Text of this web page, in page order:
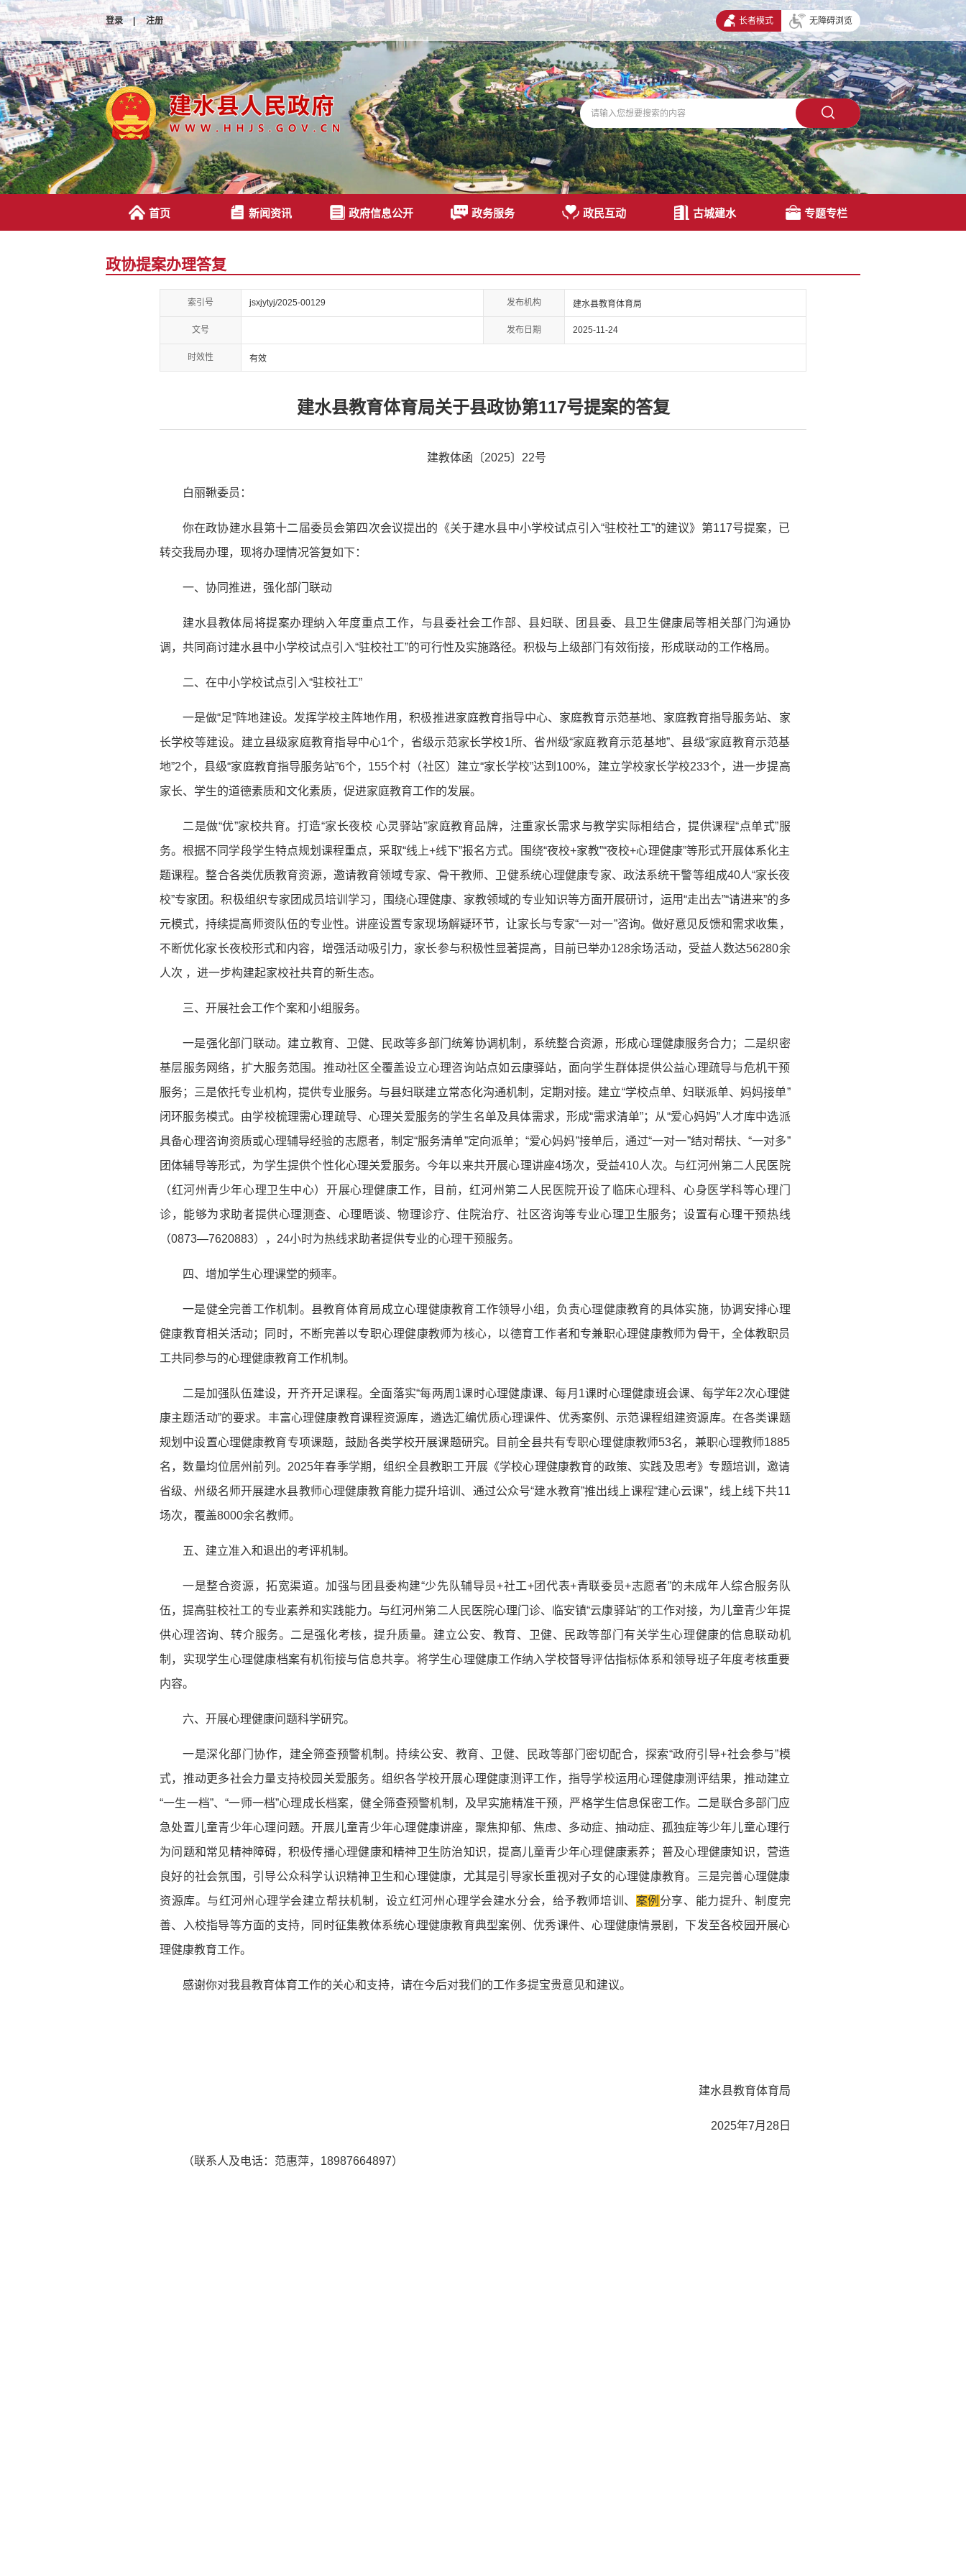
登录 | 注册 长者模式 无障碍浏览
首页 新闻资讯 政府信息公开 政务服务 政民互动 古城建水 专题专栏
政协提案办理答复
索引号 jsxjytyj/2025-00129 发布机构 建水县教育体育局
文号 发布日期 2025-11-24
时效性 有效
建水县教育体育局关于县政协第117号提案的答复
建教体函〔2025〕22号
白丽鞦委员：
你在政协建水县第十二届委员会第四次会议提出的《关于建水县中小学校试点引入“驻校社工”的建议》第117号提案，已
转交我局办理，现将办理情况答复如下：
一、协同推进，强化部门联动
建水县教体局将提案办理纳入年度重点工作，与县委社会工作部、县妇联、团县委、县卫生健康局等相关部门沟通协
调，共同商讨建水县中小学校试点引入“驻校社工”的可行性及实施路径。积极与上级部门有效衔接，形成联动的工作格局。
二、在中小学校试点引入“驻校社工”
一是做“足”阵地建设。发挥学校主阵地作用，积极推进家庭教育指导中心、家庭教育示范基地、家庭教育指导服务站、家
长学校等建设。建立县级家庭教育指导中心1个，省级示范家长学校1所、省州级“家庭教育示范基地”、县级“家庭教育示范基
地”2个，县级“家庭教育指导服务站”6个，155个村（社区）建立“家长学校”达到100%，建立学校家长学校233个，进一步提高
家长、学生的道德素质和文化素质，促进家庭教育工作的发展。
二是做“优”家校共育。打造“家长夜校 心灵驿站”家庭教育品牌，注重家长需求与教学实际相结合，提供课程“点单式”服
务。根据不同学段学生特点规划课程重点，采取“线上+线下”报名方式。围绕“夜校+家教”“夜校+心理健康”等形式开展体系化主
题课程。整合各类优质教育资源，邀请教育领域专家、骨干教师、卫健系统心理健康专家、政法系统干警等组成40人“家长夜
校”专家团。积极组织专家团成员培训学习，围绕心理健康、家教领域的专业知识等方面开展研讨，运用“走出去”“请进来”的多
元模式，持续提高师资队伍的专业性。讲座设置专家现场解疑环节，让家长与专家“一对一”咨询。做好意见反馈和需求收集，
不断优化家长夜校形式和内容，增强活动吸引力，家长参与积极性显著提高，目前已举办128余场活动，受益人数达56280余
人次 ，进一步构建起家校社共育的新生态。
三、开展社会工作个案和小组服务。
一是强化部门联动。建立教育、卫健、民政等多部门统筹协调机制，系统整合资源，形成心理健康服务合力；二是织密
基层服务网络，扩大服务范围。推动社区全覆盖设立心理咨询站点如云康驿站，面向学生群体提供公益心理疏导与危机干预
服务；三是依托专业机构，提供专业服务。与县妇联建立常态化沟通机制，定期对接。建立“学校点单、妇联派单、妈妈接单”
闭环服务模式。由学校梳理需心理疏导、心理关爱服务的学生名单及具体需求，形成“需求清单”；从“爱心妈妈”人才库中选派
具备心理咨询资质或心理辅导经验的志愿者，制定“服务清单”定向派单；“爱心妈妈”接单后，通过“一对一”结对帮扶、“一对多”
团体辅导等形式，为学生提供个性化心理关爱服务。今年以来共开展心理讲座4场次，受益410人次。与红河州第二人民医院
（红河州青少年心理卫生中心）开展心理健康工作，目前，红河州第二人民医院开设了临床心理科、心身医学科等心理门
诊，能够为求助者提供心理测查、心理晤谈、物理诊疗、住院治疗、社区咨询等专业心理卫生服务；设置有心理干预热线
（0873—7620883），24小时为热线求助者提供专业的心理干预服务。
四、增加学生心理课堂的频率。
一是健全完善工作机制。县教育体育局成立心理健康教育工作领导小组，负责心理健康教育的具体实施，协调安排心理
健康教育相关活动；同时，不断完善以专职心理健康教师为核心，以德育工作者和专兼职心理健康教师为骨干，全体教职员
工共同参与的心理健康教育工作机制。
二是加强队伍建设，开齐开足课程。全面落实“每两周1课时心理健康课、每月1课时心理健康班会课、每学年2次心理健
康主题活动”的要求。丰富心理健康教育课程资源库，遴选汇编优质心理课件、优秀案例、示范课程组建资源库。在各类课题
规划中设置心理健康教育专项课题，鼓励各类学校开展课题研究。目前全县共有专职心理健康教师53名，兼职心理教师1885
名，数量均位居州前列。2025年春季学期，组织全县教职工开展《学校心理健康教育的政策、实践及思考》专题培训，邀请
省级、州级名师开展建水县教师心理健康教育能力提升培训、通过公众号“建水教育”推出线上课程“建心云课”，线上线下共11
场次，覆盖8000余名教师。
五、建立准入和退出的考评机制。
一是整合资源，拓宽渠道。加强与团县委构建“少先队辅导员+社工+团代表+青联委员+志愿者”的未成年人综合服务队
伍，提高驻校社工的专业素养和实践能力。与红河州第二人民医院心理门诊、临安镇“云康驿站”的工作对接，为儿童青少年提
供心理咨询、转介服务。二是强化考核，提升质量。建立公安、教育、卫健、民政等部门有关学生心理健康的信息联动机
制，实现学生心理健康档案有机衔接与信息共享。将学生心理健康工作纳入学校督导评估指标体系和领导班子年度考核重要
内容。
六、开展心理健康问题科学研究。
一是深化部门协作，建全筛查预警机制。持续公安、教育、卫健、民政等部门密切配合，探索“政府引导+社会参与”模
式，推动更多社会力量支持校园关爱服务。组织各学校开展心理健康测评工作，指导学校运用心理健康测评结果，推动建立
“一生一档”、“一师一档”心理成长档案，健全筛查预警机制，及早实施精准干预，严格学生信息保密工作。二是联合多部门应
急处置儿童青少年心理问题。开展儿童青少年心理健康讲座，聚焦抑郁、焦虑、多动症、抽动症、孤独症等少年儿童心理行
为问题和常见精神障碍，积极传播心理健康和精神卫生防治知识，提高儿童青少年心理健康素养；普及心理健康知识，营造
良好的社会氛围，引导公众科学认识精神卫生和心理健康，尤其是引导家长重视对子女的心理健康教育。三是完善心理健康
资源库。与红河州心理学会建立帮扶机制，设立红河州心理学会建水分会，给予教师培训、 案例 分享、能力提升、制度完
善、入校指导等方面的支持，同时征集教体系统心理健康教育典型案例、优秀课件、心理健康情景剧，下发至各校园开展心
理健康教育工作。
感谢你对我县教育体育工作的关心和支持，请在今后对我们的工作多提宝贵意见和建议。
建水县教育体育局
2025年7月28日
（联系人及电话：范惠萍，18987664897）